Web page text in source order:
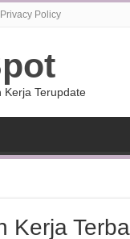
Privacy Policy
Kerja Terupdate
Kerja